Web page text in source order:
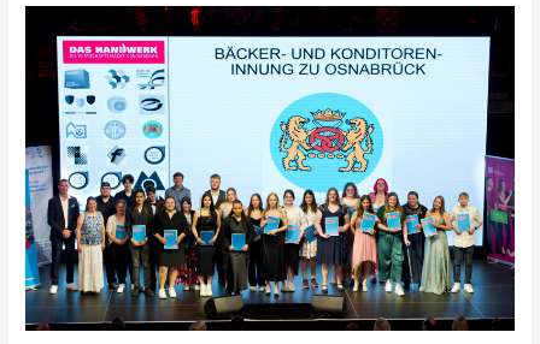
Lossprechung
Sommer
2024